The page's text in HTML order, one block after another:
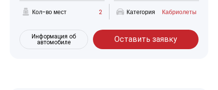
Кол-во мест 2 Категория Кабриолеты
Информация об
автомобиле
Оставить заявку